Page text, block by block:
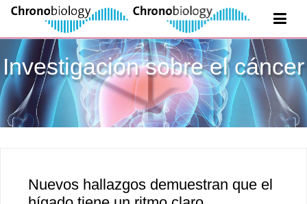
Investigación sobre el cáncer
Nuevos hallazgos demuestran que el